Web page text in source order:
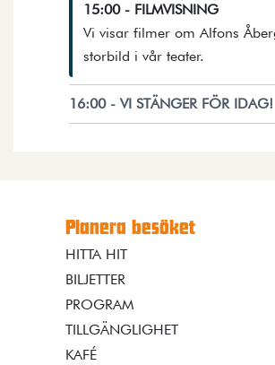
15:00 - FILMVISNING
Vi visar filmer om Alfons
storbild i vår teater.
16:00 - VI STÄNGER FÖR IDAG!
Planera besöket
HITTA HIT
BILJETTER
PROGRAM
TILLGÄNGLIGHET
KAFÉ